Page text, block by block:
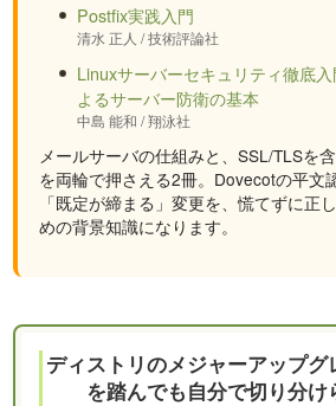
Postfix実践入門
清水 正人 / 技術評論社
Linuxサーバーセキュリティ徹底
よるサーバー防衛の基本
中島 能和 / 翔泳社
メールサーバの仕組みと、SSL/TLSを
を両輪で押さえる2冊。Dovecotの平文
「既定が締まる」変更を、慌てずに正
めの背景知識になります。
ディストリのメジャーアップ
を踏んでも自分で切り分け